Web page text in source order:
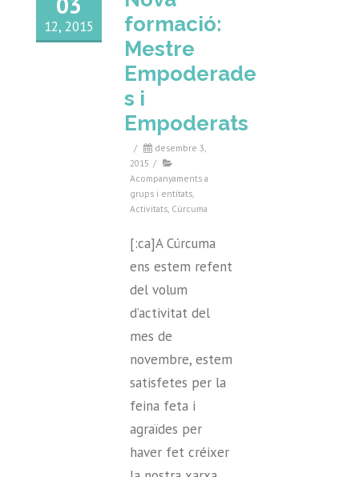
12, 2015
formació:
Mestre
Empoderade
s i
Empoderats
/
desembre 3,
2015 /
Acompanyaments a
grups i entitats,
Activitats, Cúrcuma
[:ca]A Cúrcuma
ens estem refent
del volum
d’activitat del
mes de
novembre, estem
satisfetes per la
feina feta i
agraïdes per
haver fet créixer